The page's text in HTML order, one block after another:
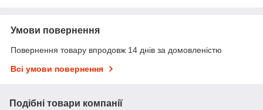
Умови повернення
Повернення товару впродовж 14 днів за домовленістю
Всі умови повернення
Подібні товари компанії